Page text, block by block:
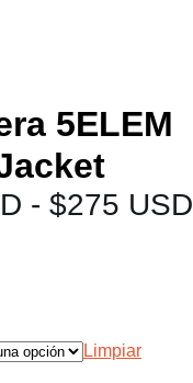
5ELEM
- $275 USD
Limpiar